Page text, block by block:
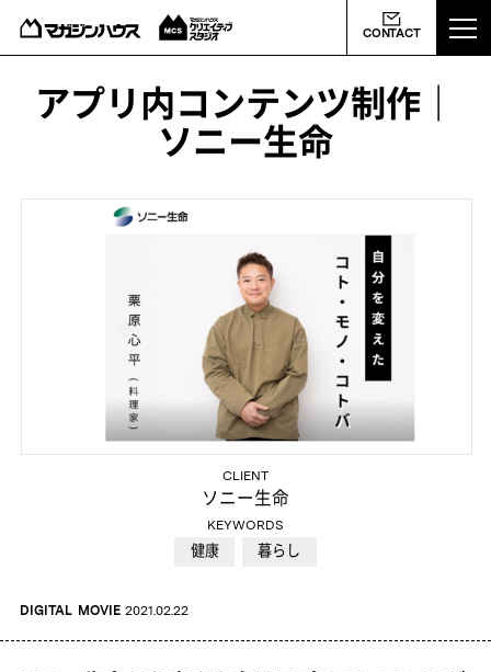
CONTACT
ABOUT US
MCS NEWS
WORKS
CONTACT
会社概要 ライバシーポリシー よくあるご質問
アプリ内コンテンツ制作｜
ソニー生命
CLIENT
ソニー生命
KEYWORDS
健康 暮らし
DIGITAL MOVIE 2021.02.22